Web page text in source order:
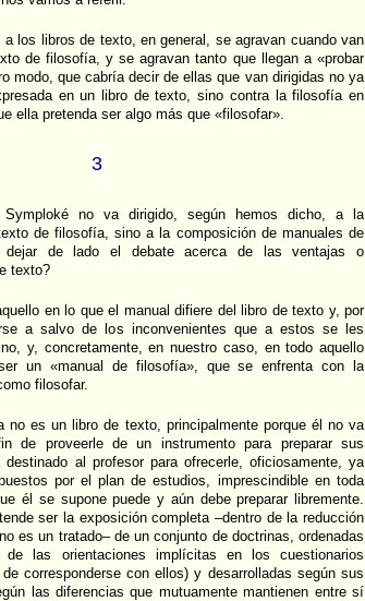
a los libros de texto, en general, se agravan cuando van
de filosofía, y se agravan tanto que llegan a «probar
modo, que cabría decir de ellas que van dirigidas no ya
en un libro de texto, sino contra la filosofía en
ella pretenda ser algo más que «filosofar».
3
no va dirigido, según hemos dicho, a la
de filosofía, sino a la composición de manuales de
dejar de lado el debate acerca de las ventajas o
texto?
en lo que el manual difiere del libro de texto y, por
a salvo de los inconvenientes que a estos se les
y, concretamente, en nuestro caso, en todo aquello
un «manual de filosofía», que se enfrenta con la
filosofar.
no es un libro de texto, principalmente porque él no va
de proveerle de un instrumento para preparar sus
al profesor para ofrecerle, oficiosamente, ya
por el plan de estudios, imprescindible en toda
él se supone puede y aún debe preparar libremente.
ser la exposición completa –dentro de la reducción
es un tratado– de un conjunto de doctrinas, ordenadas
de las orientaciones implícitas en los cuestionarios
corresponderse con ellos) y desarrolladas según sus
las diferencias que mutuamente mantienen entre sí